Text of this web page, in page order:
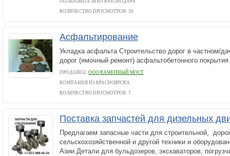
ПОЛЬЗОВАТЕЛЬ ИЗ КРАСНОДАРА
КОЛИЧЕСТВО ПРОСМОТРОВ: 30
Асфальтирование
Укладка асфальта Строительство дорог в частном/
дорог (ямочный ремонт) асфальтобетонного покрытия
ПРОДАВЕЦ: ООО КАМЕННЫЙ МОСТ
КОМПАНИЯ ИЗ КРАСНОЯРСКА
КОЛИЧЕСТВО ПРОСМОТРОВ: 7
Поставка запчастей для дизельных
Предлагаем запасные части для строительной,
сельскохозяйственной и другой техники и
Азии.Детали для бульдозеров, экскаваторов,